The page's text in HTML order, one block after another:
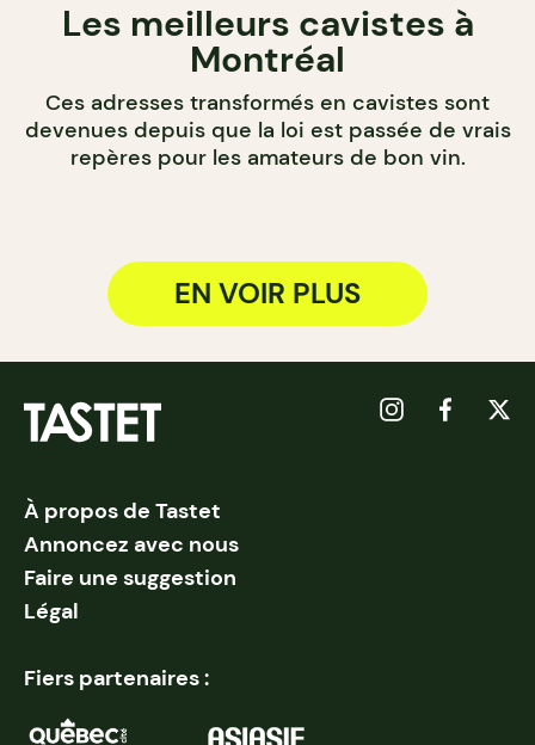
Les meilleurs cavistes à
Montréal
Ces adresses transformés en cavistes sont
devenues depuis que la loi est passée de vrais
repères pour les amateurs de bon vin.
EN VOIR PLUS
À propos de Tastet
Annoncez avec nous
Faire une suggestion
Légal
Fiers partenaires :